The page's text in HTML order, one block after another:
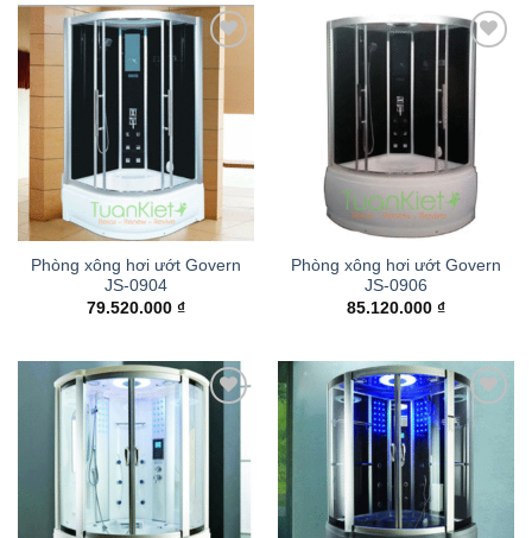
Phòng xông hơi ướt Govern
JS-0904
79.520.000 ₫
Phòng xông hơi ướt Govern
JS-0906
85.120.000 ₫
Add to
wishlist